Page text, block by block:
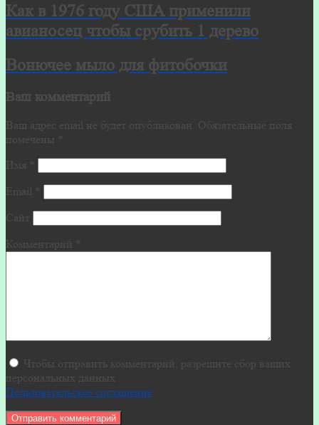
Как в 1976 году США применили
авианосец чтобы срубить 1 дерево
Вонючее мыло для фитобочки
Ваш комментарий
Ваш адрес email не будет опубликован. Обязательные поля
помечены
Имя
Email
Сайт
Комментарий
Чтобы отправить комментарий, разрешите сбор ваших
персональных данных .
Пользовательское соглашение